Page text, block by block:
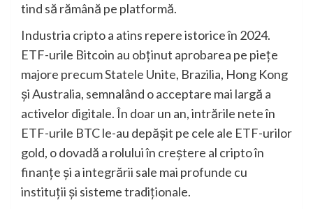
tind să rămână pe platformă.
Industria cripto a atins repere istorice în 2024.
ETF-urile Bitcoin au obținut aprobarea pe piețe
majore precum Statele Unite, Brazilia, Hong Kong
și Australia, semnalând o acceptare mai largă a
activelor digitale. În doar un an, intrările nete în
ETF-urile BTC le-au depășit pe cele ale ETF-urilor
gold, o dovadă a rolului în creștere al cripto în
finanțe și a integrării sale mai profunde cu
instituții și sisteme tradiționale.